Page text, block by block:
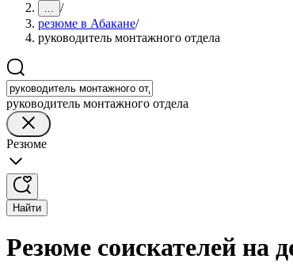
... /
резюме в Абакане/
руководитель монтажного отдела
руководитель монтажного отдела
Резюме
Найти
Резюме соискателей на